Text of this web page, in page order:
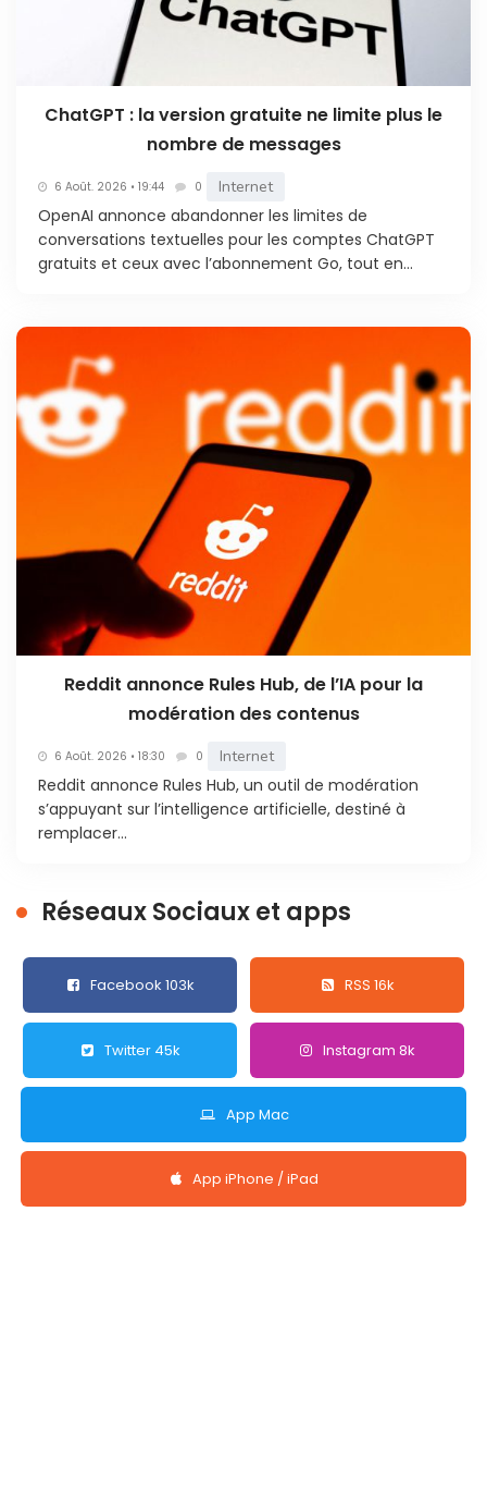
ChatGPT : la version gratuite ne limite plus le
nombre de messages
6 Août. 2026 • 19:44 0 Internet
OpenAI annonce abandonner les limites de
conversations textuelles pour les comptes ChatGPT
gratuits et ceux avec l’abonnement Go, tout en...
Reddit annonce Rules Hub, de l’IA pour la
modération des contenus
6 Août. 2026 • 18:30 0 Internet
Reddit annonce Rules Hub, un outil de modération
s’appuyant sur l’intelligence artificielle, destiné à
remplacer...
Réseaux Sociaux et apps
Facebook 103k RSS 16k
Twitter 45k Instagram 8k
App Mac
App iPhone / iPad